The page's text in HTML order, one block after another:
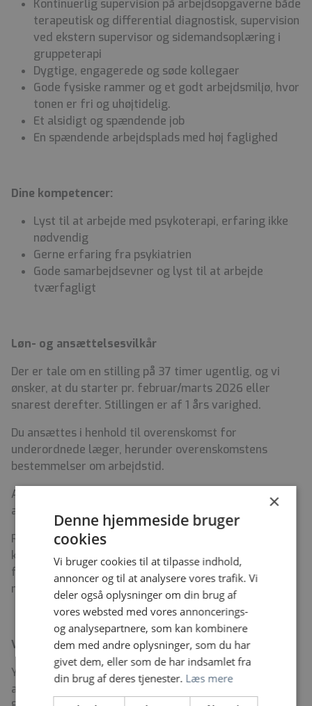
Kontinuerlig supervision på arbejdsopgaverne både
terapeutisk og differential diagnostisk, supervision
ved ekstern supervisor og sidemandsoplæring i
gruppeterapi
Dygtige, engagerede og søde kollegaer
Gode fysiske rammer og et godt arbejdsmiljø, hvor
tonen er fri og uhøjtidelig.
Et alsidigt og spændende job
En spændende arbejdsplads med høj faglighed
Dine kompetencer:
Lyst til at arbejde med psykoterapi, erfaring ikke
nødvendig
Gerne erfaring fra psykiatrien
Gode samarbejdsevner og lyst til at arbejde
tværfagligt
Løn- og ansættelsesvilkår
Der er tale om en stilling på 37 timer ugentlig, og vi
ønsker, at du starter pr. februar/marts 2026 eller
snarest derefter. Stillingen er af 1 års varighed.
Du ansættes i henhold til overenskomst for
underordnede læger, herunder overenskomstens
bestemmelser om arbejdstid.
Ambulatoriet har åbent hverdage i dagtimerne. Din
arbejdstid vil derfor ligge inden for dette tidsrum.
Regionen er et døgndækket område, og du vil efter
konkret behov kunne blive planlagt med vagter uden
for ambulatoriets åbningstider i overensstemmelse
med arbejdstidsreglerne i overenskomsten.
Vil du vide mere?
Yderligere oplysninger om stillingen kan fås hos
afsnitsledende overlæge Mette Øllgaard på 38 64 53
×
Denne hjemmeside bruger
cookies
Vi bruger cookies til at tilpasse indhold,
annoncer og til at analysere vores trafik. Vi
deler også oplysninger om din brug af
vores websted med vores annoncerings-
og analysepartnere, som kan kombinere
dem med andre oplysninger, som du har
givet dem, eller som de har indsamlet fra
din brug af deres tjenester. Læs mere